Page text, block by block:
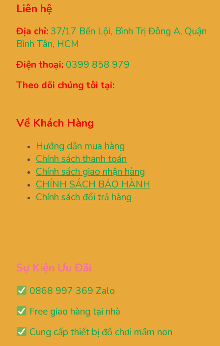
Liên hệ
Địa chỉ: 37/17 Bến Lội, Bình Trị Đông A, Quận
Bình Tân, HCM
Điện thoại: 0399 858 979
Theo dõi chúng tôi tại:
Về Khách Hàng
Hướng dẫn mua hàng
Chính sách thanh toán
Chính sách giao nhận hàng
CHÍNH SÁCH BẢO HÀNH
Chính sách đổi trả hàng
Sự Kiện Ưu Đãi
0868 997 369 Zalo
Free giao hàng tại nhà
Cung cấp thiết bị đồ chơi mầm non